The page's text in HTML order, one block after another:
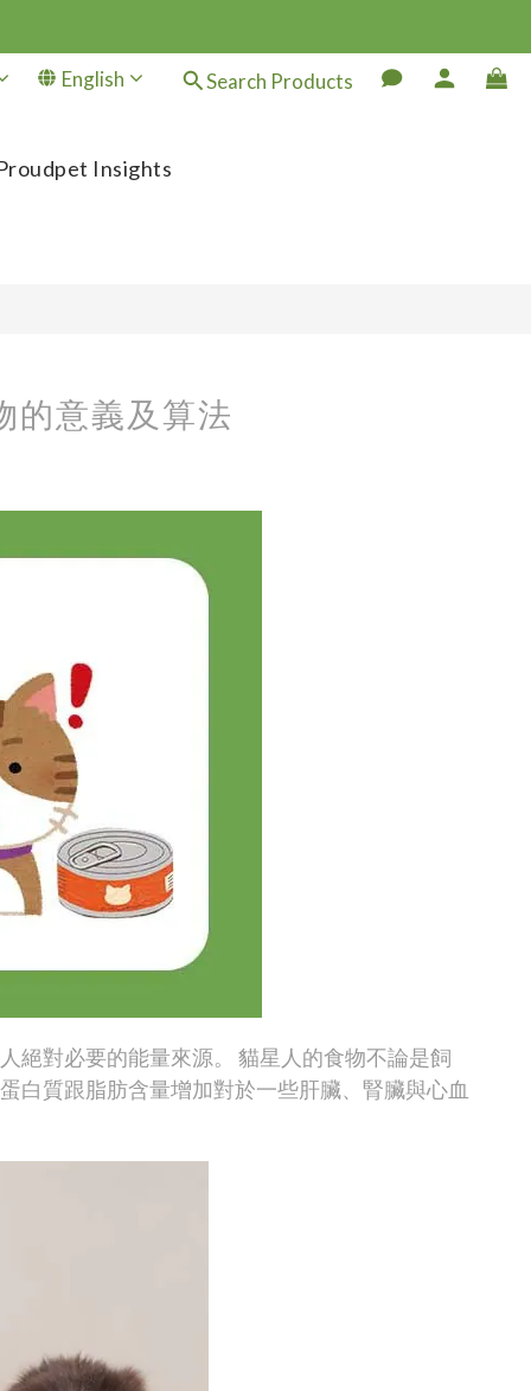
English Search Products
Insights
的意義及算法
絕對必要的能量來源。 貓星人的食物不論是飼
白質跟脂肪含量增加對於一些肝臟、腎臟與心血